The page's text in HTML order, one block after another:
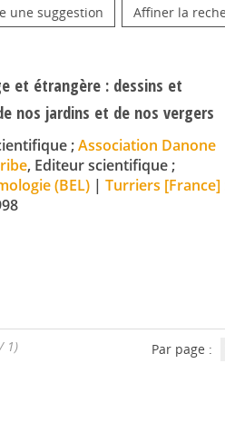
une suggestion Affiner la
et étrangère : dessins et
nos jardins et de nos vergers
;Association Danone
, Editeur scientifique ;
(BEL) | Turriers [France]
1) Par page :